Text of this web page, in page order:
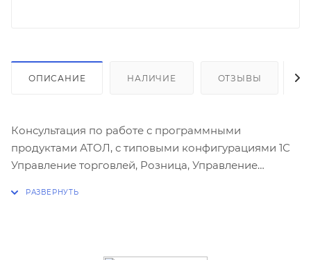
ОПИСАНИЕ НАЛИЧИЕ ОТЗЫВЫ
Консультация по работе с программными
продуктами АТОЛ, с типовыми конфигурациями 1С
Управление торговлей, Розница, Управление